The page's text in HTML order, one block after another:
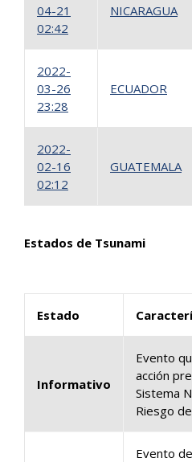
04-21
02:42
NICARAGUA
2022-
03-26
23:28
ECUADOR
2022-
02-16
02:12
GUATEMALA
Estados de Tsunami
Estado
Informativo
Evento
acción
Sistema
Riesgo
Evento